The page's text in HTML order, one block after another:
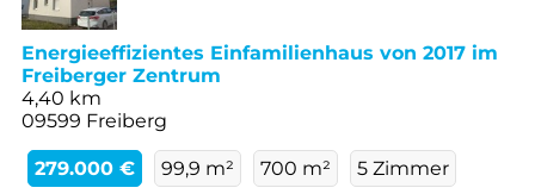
Energieeffizientes Einfamilienhaus von 2017 im
Freiberger Zentrum
4,40 km
09599 Freiberg
279.000 € 99,9 m² 700 m² 5 Zimmer